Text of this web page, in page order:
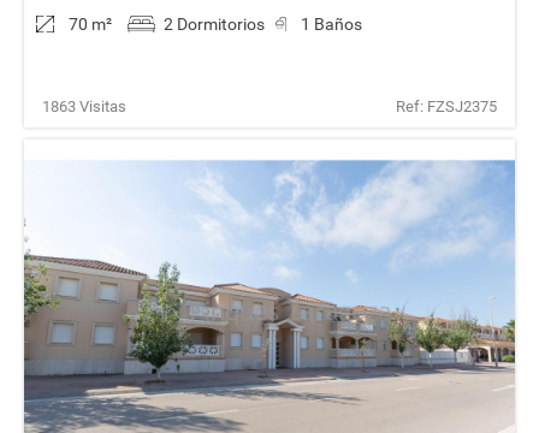
70 m² 2 Dormitorios 1 Baños
1863 Visitas Ref: FZSJ2375